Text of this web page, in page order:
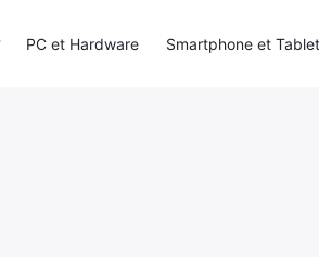
PC et Hardware Smartphone et